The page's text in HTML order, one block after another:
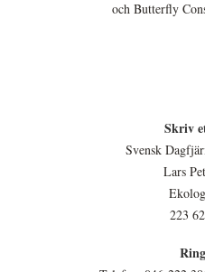
och Butterfly
Skriv
Svensk
Lars
223